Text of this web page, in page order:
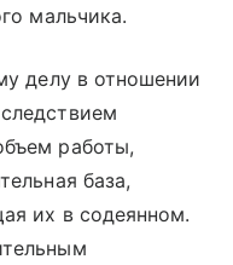
мальчика.
делу в отношении
работы,
база,
их в содеянном.